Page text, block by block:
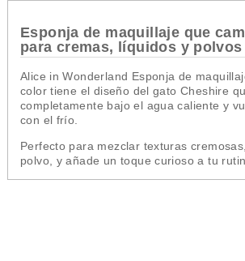
Esponja de maquillaje que
para cremas, líquidos y polvos
Alice in Wonderland Esponja de
color tiene el diseño del gato Cheshire
completamente bajo el agua caliente y
con el frío.
Perfecto para mezclar texturas
polvo, y añade un toque curioso a tu